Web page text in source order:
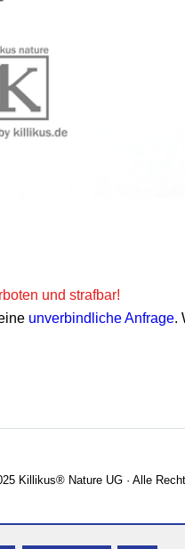
und strafbar!
unverbindliche Anfrage.
Killikus® Nature UG · Alle